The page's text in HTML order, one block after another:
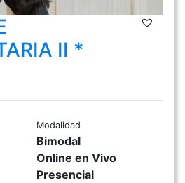
II *
Modalidad
Bimodal
Online en Vivo
Presencial